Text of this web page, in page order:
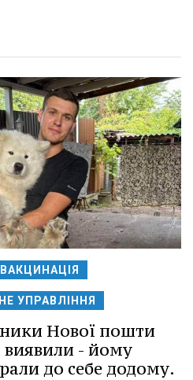
ВАКЦИНАЦІЯ
УПРАВЛІННЯ
Нової пошти
виявили - йому
до себе додому.